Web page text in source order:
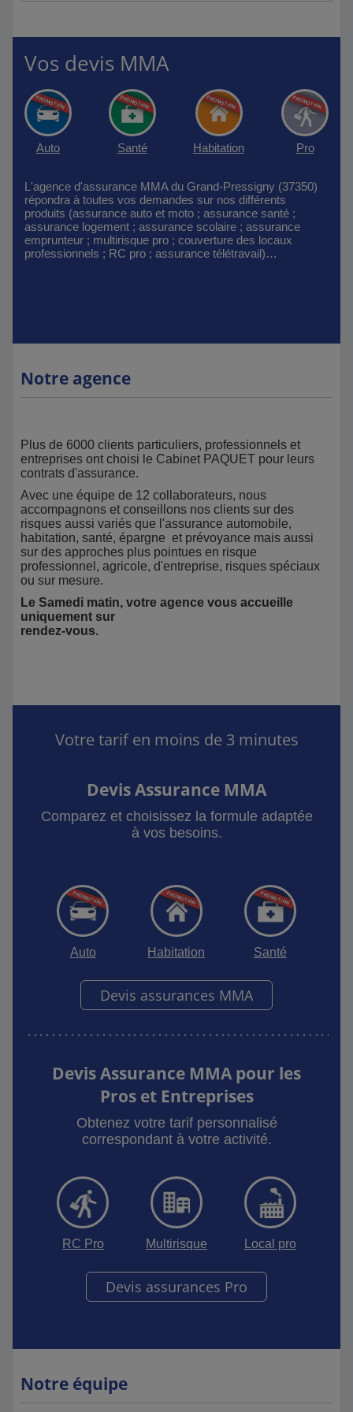
Vos devis MMA
Auto Santé Habitation Pro
L'agence d'assurance MMA du Grand-Pressigny (37350)
répondra à toutes vos demandes sur nos différents
produits (assurance auto et moto ; assurance santé ;
assurance logement ; assurance scolaire ; assurance
emprunteur ; multirisque pro ; couverture des locaux
professionnels ; RC pro ; assurance télétravail)…
Notre agence
Plus de 6000 clients particuliers, professionnels et
entreprises ont choisi le Cabinet PAQUET pour leurs
contrats d'assurance.
Avec une équipe de 12 collaborateurs, nous
accompagnons et conseillons nos clients sur des
risques aussi variés que l'assurance automobile,
habitation, santé, épargne et prévoyance mais aussi
sur des approches plus pointues en risque
professionnel, agricole, d'entreprise, risques spéciaux
ou sur mesure.
Le Samedi matin, votre agence vous accueille
uniquement sur
rendez-vous.
Votre tarif en moins de 3 minutes
Devis Assurance MMA
Comparez et choisissez la formule adaptée
à vos besoins.
Auto Habitation Santé
Devis assurances MMA
Devis Assurance MMA pour les
Pros et Entreprises
Obtenez votre tarif personnalisé
correspondant à votre activité.
RC Pro Multirisque Local pro
Devis assurances Pro
Notre équipe